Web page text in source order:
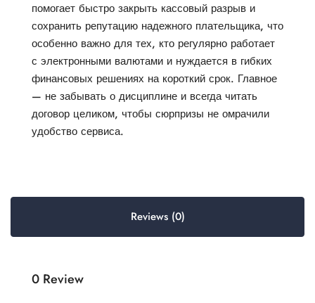
помогает быстро закрыть кассовый разрыв и
сохранить репутацию надежного плательщика, что
особенно важно для тех, кто регулярно работает
с электронными валютами и нуждается в гибких
финансовых решениях на короткий срок. Главное
— не забывать о дисциплине и всегда читать
договор целиком, чтобы сюрпризы не омрачили
удобство сервиса.
Reviews (0)
0 Review